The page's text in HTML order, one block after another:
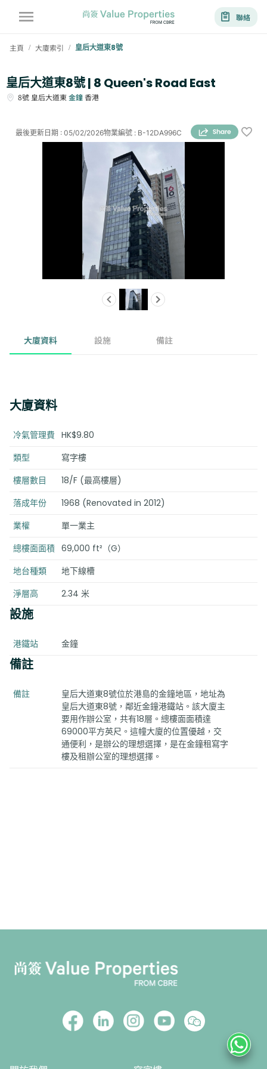
聯絡
主頁 / 大廈索引 / 皇后大道東8號
皇后大道東8號 | 8 Queen's Road East
8號 皇后大道東金鐘香港
物業編號 : B-12DA996C
最後更新日期 : 05/02/2026
大廈資料 設施 備註
大廈資料
冷氣管理費 HK$9.80
類型
寫字樓
樓層數目
18/F (最高樓層)
落成年份
1968 (Renovated in 2012)
業權
單一業主
總樓面面積 69,000 ft²（G）
地台種類
地下線槽
淨層高
2.34 米
設施
港鐵站 金鐘
備註
備註
皇后大道東8號位於港島的金鐘地區，地址為
皇后大道東8號，鄰近金鐘港鐵站。該大廈主
要用作辦公室，共有18層。總樓面面積達
69000平方英尺。這幢大廈的位置優越，交
通便利，是辦公的理想選擇，是在金鐘租寫字
樓及租辦公室的理想選擇。